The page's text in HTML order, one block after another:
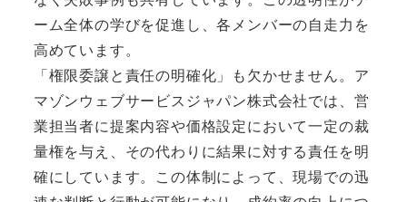
ーム全体の学びを促進し、各メンバーの自走力を
高めています。
「権限委譲と責任の明確化」も欠かせません。ア
マゾンウェブサービスジャパン株式会社では、営
業担当者に提案内容や価格設定において一定の裁
量権を与え、その代わりに結果に対する責任を明
確にしています。この体制によって、現場での迅